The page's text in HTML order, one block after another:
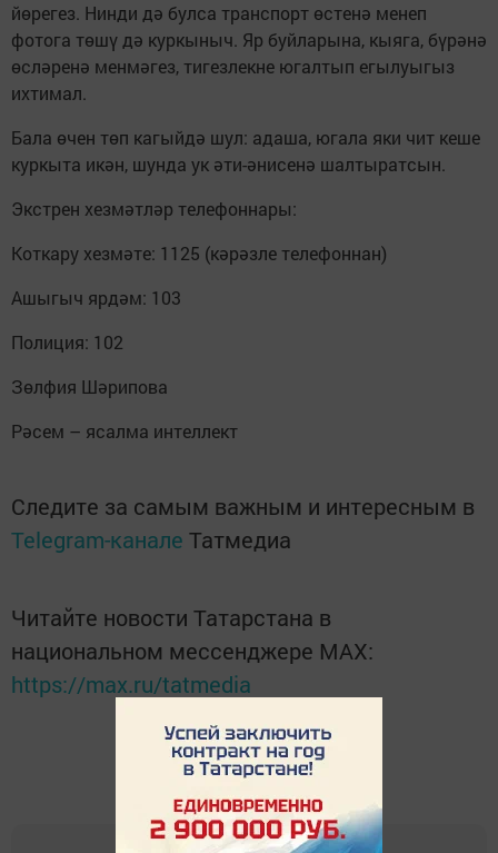
йөрегез. Нинди дә булса транспорт өстенә менеп
фотога төшү дә куркыныч. Яр буйларына, кыяга, бүрәнә
өсләренә менмәгез, тигезлекне югалтып егылуыгыз
ихтимал.
Бала өчен төп кагыйдә шул: адаша, югала яки чит кеше
куркыта икән, шунда ук әти-әнисенә шалтыратсын.
Экстрен хезмәтләр телефоннары:
Коткару хезмәте: 1125 (кәрәзле телефоннан)
Ашыгыч ярдәм: 103
Полиция: 102
Зөлфия Шәрипова
Рәсем – ясалма интеллект
Следите за самым важным и интересным в
Telegram-канале Татмедиа
Читайте новости Татарстана в
национальном мессенджере MАХ:
https://max.ru/tatmedia